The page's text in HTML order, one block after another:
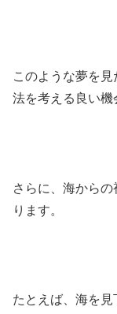
このような夢を
法を考える良い機
さらに、海から
ります。
たとえば、海を